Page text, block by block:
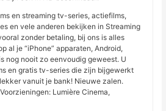
en streaming tv-series, actiefilms,
en vele anderen bekijken in Streaming
zonder betaling, bij ons is alles
al je “iPhone” apparaten, Android,
nog nooit zo eenvoudig geweest. U
en gratis tv-series die zijn bijgewerkt
vanuit je bank! Nieuwe zalen.
Lumière Cinema,